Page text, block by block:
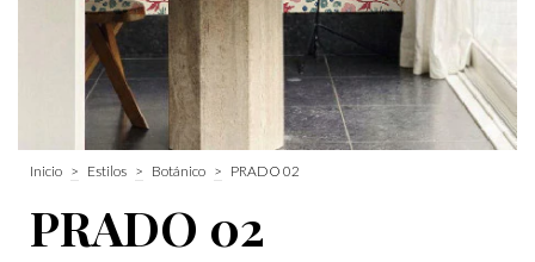
Inicio > Estilos > Botánico > PRADO 02
PRADO 02